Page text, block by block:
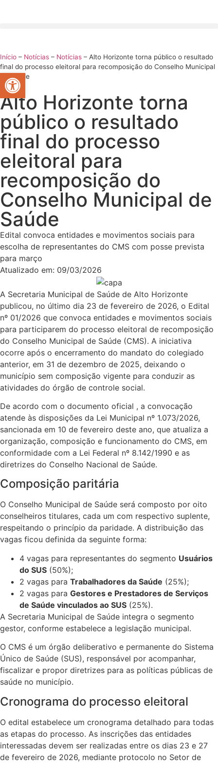
Início – Notícias – Notícias – Alto Horizonte torna público o resultado
final do processo eleitoral para recomposição do Conselho Municipal
de Saúde
Alto Horizonte torna
público o resultado
final do processo
eleitoral para
recomposição do
Conselho Municipal de
Saúde
Edital convoca entidades e movimentos sociais para
escolha de representantes do CMS com posse prevista
para março
Atualizado em: 09/03/2026
A Secretaria Municipal de Saúde de Alto Horizonte
publicou, no último dia 23 de fevereiro de 2026, o Edital
nº 01/2026 que convoca entidades e movimentos sociais
para participarem do processo eleitoral de recomposição
do Conselho Municipal de Saúde (CMS). A iniciativa
ocorre após o encerramento do mandato do colegiado
anterior, em 31 de dezembro de 2025, deixando o
município sem composição vigente para conduzir as
atividades do órgão de controle social.
De acordo com o documento oficial , a convocação
atende às disposições da Lei Municipal nº 1.073/2026,
sancionada em 10 de fevereiro deste ano, que atualiza a
organização, composição e funcionamento do CMS, em
conformidade com a Lei Federal nº 8.142/1990 e as
diretrizes do Conselho Nacional de Saúde.
Composição paritária
O Conselho Municipal de Saúde será composto por oito
conselheiros titulares, cada um com respectivo suplente,
respeitando o princípio da paridade. A distribuição das
vagas ficou definida da seguinte forma:
4 vagas para representantes do segmento Usuários
do SUS (50%);
2 vagas para Trabalhadores da Saúde (25%);
2 vagas para Gestores e Prestadores de Serviços
de Saúde vinculados ao SUS (25%).
A Secretaria Municipal de Saúde integra o segmento
gestor, conforme estabelece a legislação municipal.
O CMS é um órgão deliberativo e permanente do Sistema
Único de Saúde (SUS), responsável por acompanhar,
fiscalizar e propor diretrizes para as políticas públicas de
saúde no município.
Cronograma do processo eleitoral
O edital estabelece um cronograma detalhado para todas
as etapas do processo. As inscrições das entidades
interessadas devem ser realizadas entre os dias 23 e 27
de fevereiro de 2026, mediante protocolo no Setor de
Abrir a barra de ferramentas